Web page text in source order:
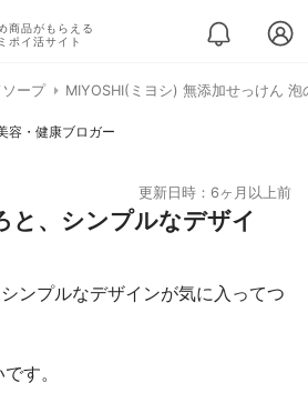
商品がもらえる
ポイ活サイト
ープ MIYOSHI(ミヨシ) 無添加せっけん 泡
容・健康ブロガー
更新日時：6ヶ月以上前
と、シンプルなデザイ
ンプルなデザインが気に入ってつ
す。